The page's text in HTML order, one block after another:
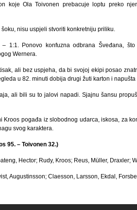
koje Ola Toivonen prebacuje loptu preko
nisu uspjeli stvoriti konkretniju priliku.
1:1. Ponovo konfuzna odbrana Šveđana,
Wernera.
ali bez uspjeha, da bi svojoj ekipi posao
u 82. minuti dobija drugi žuti karton i napušta
ali bili su to jalovi napadi. Sjajnu šansu
Kroos pogađa iz slobodnog udarca, iskosa, za
svog karaktera.
95. – Toivonen 32.)
Hector; Rudy, Kroos; Reus, Müller, Draxler;
Augustinsson; Claesson, Larsson, Ekdal,